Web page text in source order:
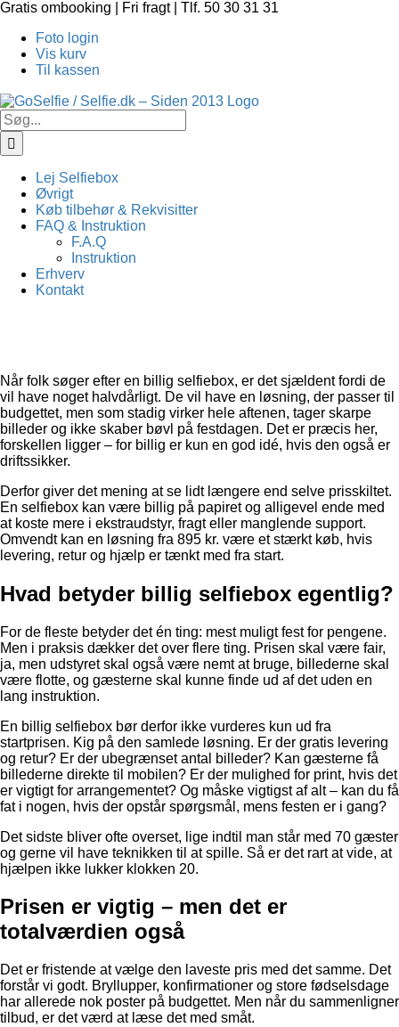
Skip
content
Gratis ombooking | Fri fragt | Tlf. 50 30 31 31
Foto login
Vis kurv
Til kassen
Søg
efter:
Lej Selfiebox
Øvrigt
Køb tilbehør & Rekvisitter
FAQ & Instruktion
F.A.Q
Instruktion
Erhverv
Kontakt
Når folk søger efter en billig selfiebox, er det sjældent fordi de
vil have noget halvdårligt. De vil have en løsning, der passer til
budgettet, men som stadig virker hele aftenen, tager skarpe
billeder og ikke skaber bøvl på festdagen. Det er præcis her,
forskellen ligger – for billig er kun en god idé, hvis den også er
driftssikker.
Derfor giver det mening at se lidt længere end selve prisskiltet.
En selfiebox kan være billig på papiret og alligevel ende med
at koste mere i ekstraudstyr, fragt eller manglende support.
Omvendt kan en løsning fra 895 kr. være et stærkt køb, hvis
levering, retur og hjælp er tænkt med fra start.
Hvad betyder billig selfiebox egentlig?
For de fleste betyder det én ting: mest muligt fest for pengene.
Men i praksis dækker det over flere ting. Prisen skal være fair,
ja, men udstyret skal også være nemt at bruge, billederne skal
være flotte, og gæsterne skal kunne finde ud af det uden en
lang instruktion.
En billig selfiebox bør derfor ikke vurderes kun ud fra
startprisen. Kig på den samlede løsning. Er der gratis levering
og retur? Er der ubegrænset antal billeder? Kan gæsterne få
billederne direkte til mobilen? Er der mulighed for print, hvis det
er vigtigt for arrangementet? Og måske vigtigst af alt – kan du få
fat i nogen, hvis der opstår spørgsmål, mens festen er i gang?
Det sidste bliver ofte overset, lige indtil man står med 70 gæster
og gerne vil have teknikken til at spille. Så er det rart at vide, at
hjælpen ikke lukker klokken 20.
Prisen er vigtig – men det er
totalværdien også
Det er fristende at vælge den laveste pris med det samme. Det
forstår vi godt. Bryllupper, konfirmationer og store fødselsdage
har allerede nok poster på budgettet. Men når du sammenligner
tilbud, er det værd at læse det med småt.